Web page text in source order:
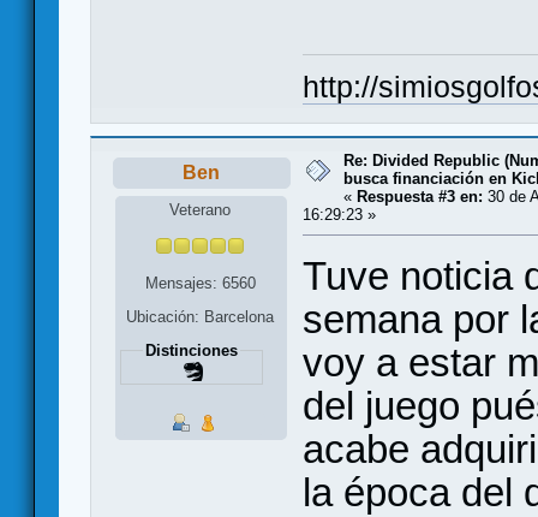
http://
Ben
Veterano
Mensajes: 6560
Ubicación: Barcelona
Distinciones
Re: Divided Republic
busca financiación en
« Respuesta #3 en: 30 de
16:29:23 »
Tuve noticia
semana por
voy a estar
del juego
acabe
la época del